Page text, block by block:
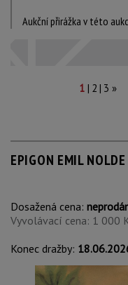
Aukční přirážka v této
1 | 2 | 3 »
EPIGON EMIL NOLDE
Dosažená cena:
Vyvolávací cena: 1 000
Konec dražby: